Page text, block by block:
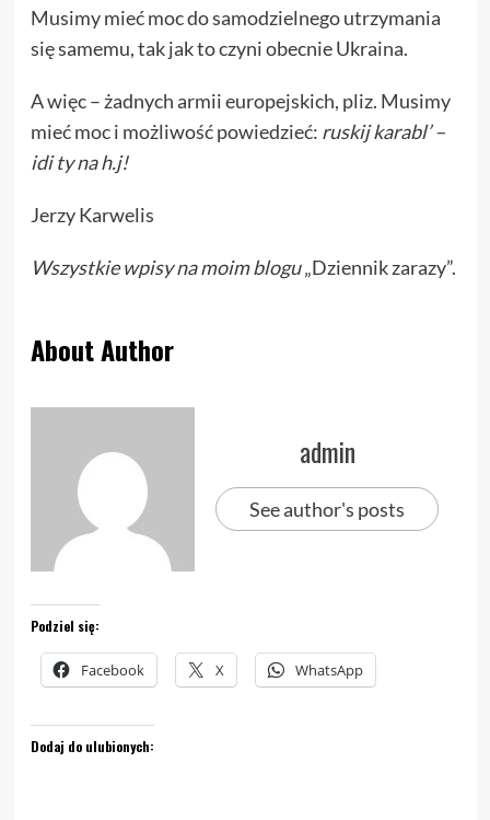
Musimy mieć moc do samodzielnego utrzymania
się samemu, tak jak to czyni obecnie Ukraina.
A więc – żadnych armii europejskich, pliz. Musimy
mieć moc i możliwość powiedzieć: ruskij karabl’ –
idi ty na h.j!
Jerzy Karwelis
Wszystkie wpisy na moim blogu„Dziennik zarazy”.
About Author
admin
See author's posts
Podziel się:
Facebook X WhatsApp
Dodaj do ulubionych: